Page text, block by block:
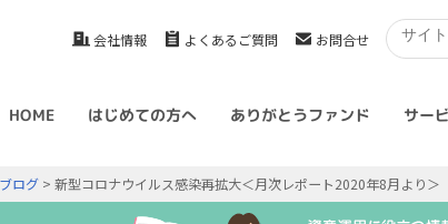
会社情報 よくあるご質問 お問合せ
HOME はじめての方へ ありがとうファンド サー
ログ > 新型コロナウイルス感染再拡大＜月次レポート2020年8月より＞